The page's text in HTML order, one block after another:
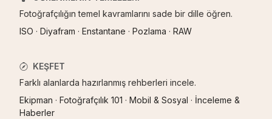
Fotoğrafçılığın temel kavramlarını sade bir dille öğren.
ISO · Diyafram · Enstantane · Pozlama · RAW
KEŞFET
Farklı alanlarda hazırlanmış rehberleri incele.
Ekipman · Fotoğrafçılık 101 · Mobil & Sosyal · İnceleme &
Haberler